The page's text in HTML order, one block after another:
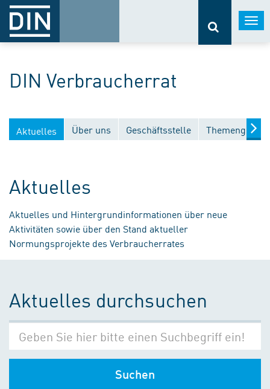
DIN Verbraucherrat
Aktuelles Über uns Geschäftsstelle
Aktuelles
Aktuelles und Hintergrundinformationen über neue
Aktivitäten sowie über den Stand aktueller
Normungsprojekte des Verbraucherrates
Aktuelles durchsuchen
Suchen